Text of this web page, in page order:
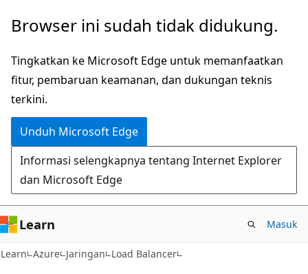
Lompati
konten
utama
Browser ini sudah tidak didukung.
Tingkatkan ke Microsoft Edge untuk memanfaatkan
fitur, pembaruan keamanan, dan dukungan teknis
terkini.
Unduh Microsoft Edge
Informasi selengkapnya tentang Internet Explorer
dan Microsoft Edge
Learn Masuk
Learn Azure Jaringan Load Balancer